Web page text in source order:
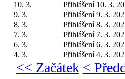
10. 3.
Přihlášení 10. 3.
9. 3.
Přihlášení 9. 3.
8. 3.
Přihlášení 8. 3.
7. 3.
Přihlášení 7. 3.
6. 3.
Přihlášení 6. 3.
4. 3.
Přihlášení 4. 3.
<< Začátek <